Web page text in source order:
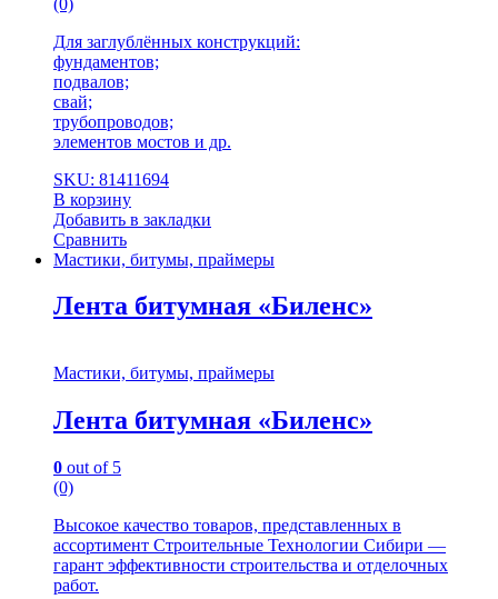
Для заглублённых конструкций:
фундаментов;
подвалов;
свай;
трубопроводов;
элементов мостов и др.
SKU: 81411694
В корзину
Добавить в закладки
Сравнить
Мастики, битумы, праймеры
Лента битумная «Биленс»
Мастики, битумы, праймеры
Лента битумная «Биленс»
0 out of 5
(0)
Высокое качество товаров, представленных в
ассортимент Строительные Технологии Сибири —
гарант эффективности строительства и отделочных
работ.